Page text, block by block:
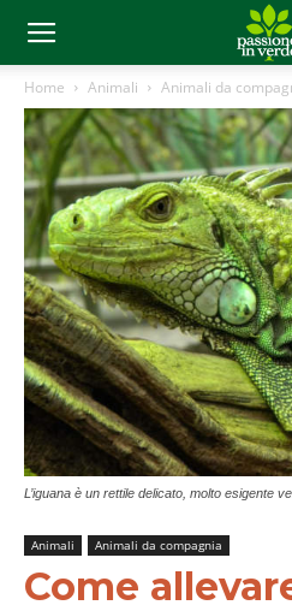
Home Animali Animali da
L’iguana è un rettile delicato, molto esigente
Animali Animali da compagnia
Come